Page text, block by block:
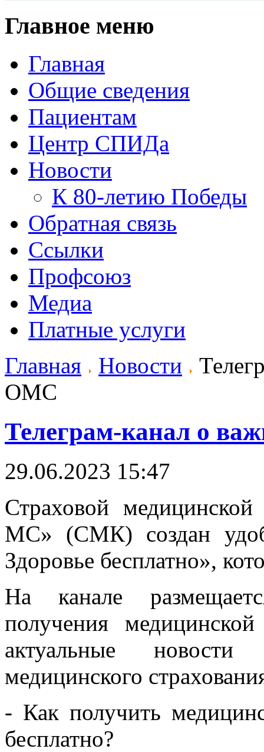
Главное меню
Главная
Общие сведения
Пациентам
Центр СПИДа
Новости
К 80-летию Победы
Обратная связь
Ссылки
Профсоюз
Медиа
Платные услуги
Главная
Новости
ОМС
Телеграм-канал о
29.06.2023 15:47
Страховой
МС» (СМК) создан
Здоровье бесплатно»,
На канале
получения
актуальные
медицинского
- Как получить
бесплатно?